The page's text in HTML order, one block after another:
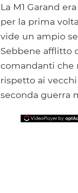
La M1 Garand
per la prima
vide un ampio
Sebbene afflitto
comandanti che
rispetto ai
seconda guerra